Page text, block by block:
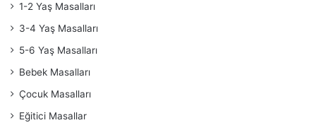
1-2 Yaş Masalları
3-4 Yaş Masalları
5-6 Yaş Masalları
Bebek Masalları
Çocuk Masalları
Eğitici Masallar